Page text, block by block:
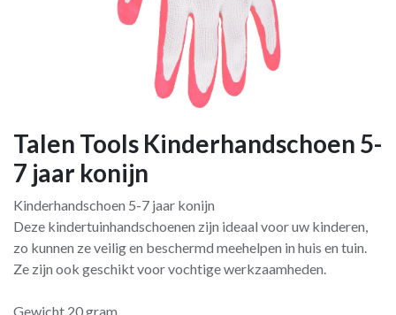
Talen Tools Kinderhandschoen 5-
7 jaar konijn
Kinderhandschoen 5-7 jaar konijn
Deze kindertuinhandschoenen zijn ideaal voor uw kinderen,
zo kunnen ze veilig en beschermd meehelpen in huis en tuin.
Ze zijn ook geschikt voor vochtige werkzaamheden.
Gewicht 20 gram